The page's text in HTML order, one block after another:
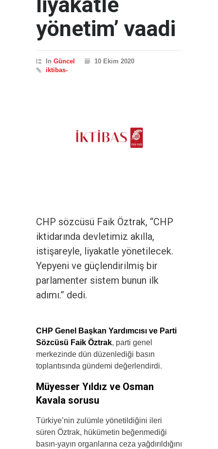
yönetim’ vaadi
In Güncel
10 Ekim 2020
iktibas-
CHP sözcüsü Faik Öztrak, “CHP
iktidarında devletimiz akılla,
istişareyle, liyakatle yönetilecek.
Yepyeni ve güçlendirilmiş bir
parlamenter sistem bunun ilk
adımı.” dedi.
CHP Genel Başkan Yardımcısı ve Parti
Sözcüsü Faik Öztrak, parti genel
merkezinde dün düzenlediği basın
toplantısında gündemi değerlendirdi.
Müyesser Yıldız ve Osman
Kavala sorusu
Türkiye’nin zulümle yönetildiğini ileri
süren Öztrak, hükümetin beğenmediği
basın-yayın organlarına ceza yağdırıldığını